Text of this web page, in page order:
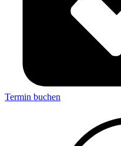
Termin buchen